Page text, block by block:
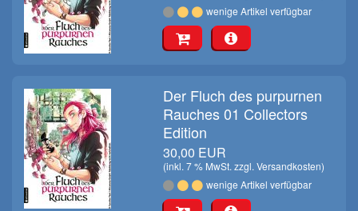
wenige Artikel verfügbar
Der Fluch des purpurnen
Rauches 01 Collectors
Edition
30,00 EUR
(inkl. 7 % MwSt. zzgl.Versandkosten)
wenige Artikel verfügbar